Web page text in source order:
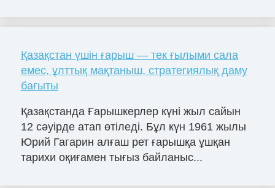
Қазақстан үшін ғарыш — тек ғылыми сала
емес, ұлттық мақтаныш, стратегиялық даму
бағыты
Қазақстанда Ғарышкерлер күні жыл сайын
12 сәуірде атап өтіледі. Бұл күн 1961 жылы
Юрий Гагарин алғаш рет ғарышқа ұшқан
тарихи оқиғамен тығыз байланыс...